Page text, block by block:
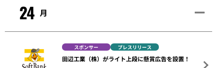
24 月
スポンサー プレスリリース
田辺工業（株）がライト上段に懸賞広告を設置！